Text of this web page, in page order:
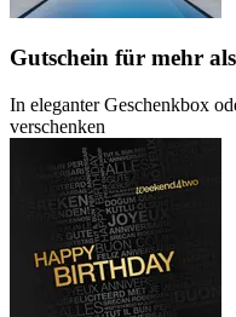
Gutschein für mehr
In eleganter Geschenkbox
verschenken